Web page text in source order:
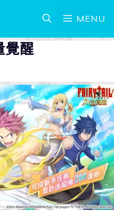
MENU
覺醒